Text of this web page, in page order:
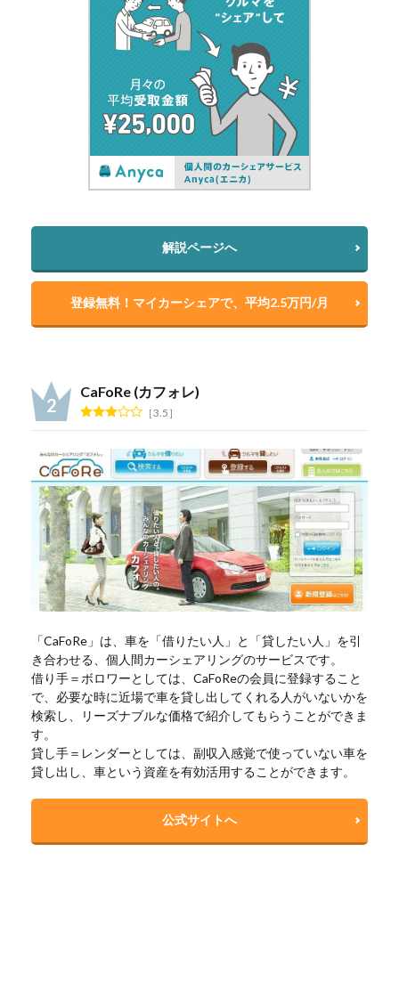
解説ページへ
登録無料！マイカーシェアで、平均2.5万円/月
CaFoRe (カフォレ)
3.5
「CaFoRe」は、車を「借りたい人」と「貸したい人」を引
き合わせる、個人間カーシェアリングのサービスです。
借り手＝ボロワーとしては、CaFoReの会員に登録すること
で、必要な時に近場で車を貸し出してくれる人がいないかを
検索し、リーズナブルな価格で紹介してもらうことができま
す。
貸し手＝レンダーとしては、副収入感覚で使っていない車を
貸し出し、車という資産を有効活用することができます。
公式サイトへ